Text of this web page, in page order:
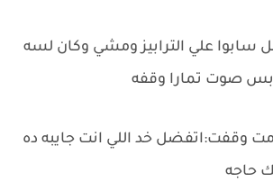
سابوا علي الترابيز ومشي وكان لسه
بس صوت تمارا وقفه
وقفت:اتفضل خد اللي انت جايبه ده
حاجه